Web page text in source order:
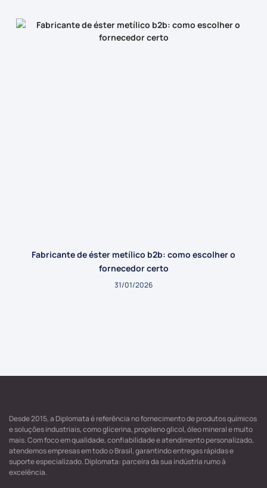
Fabricante de éster metílico b2b: como escolher o
fornecedor certo
31/01/2026
Desde 2015, a Diplomata é referência no fornecimento de produtos químicos
e soluções industriais, como glicerina, propileno glicol, óleo mineral e muito
mais. Com foco em qualidade, confiabilidade e atendimento personalizado,
atendemos empresas em todo o Brasil, garantindo entregas rápidas e
suporte especializado. Diplomata: parceira da sua indústria rumo à
excelência.